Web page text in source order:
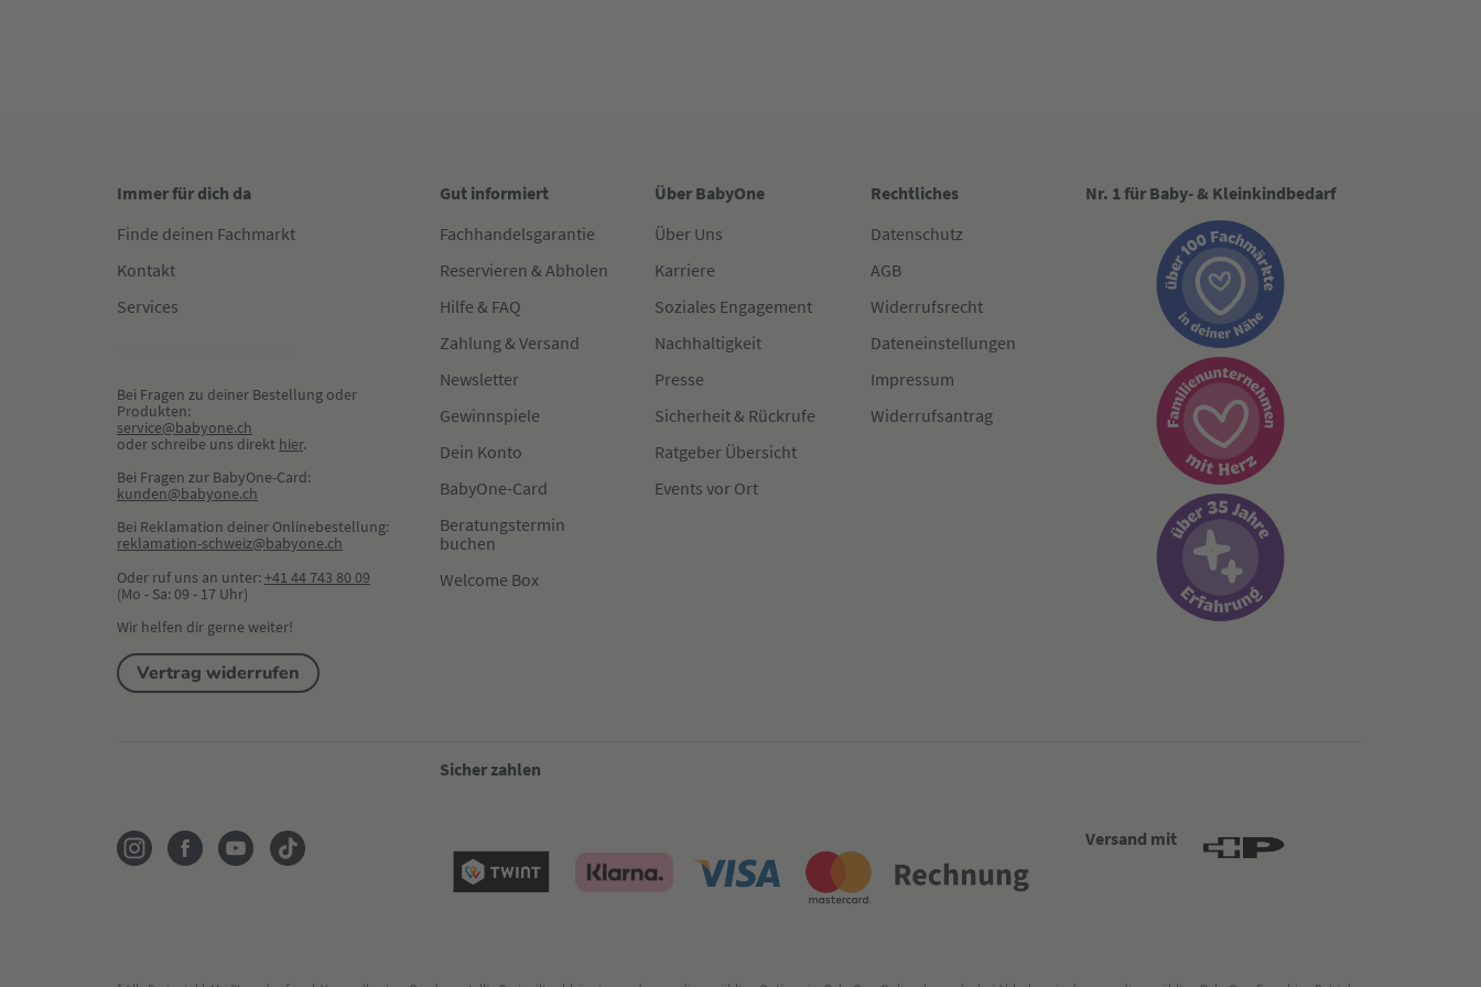
Immer für dich da
Finde deinen Fachmarkt
Kontakt
Services
Bei Fragen zu deiner Bestellung oder
Produkten:
service@babyone.ch
oder schreibe uns direkt hier.
Bei Fragen zur BabyOne-Card:
kunden@babyone.ch
Bei Reklamation deiner Onlinebestellung:
reklamation-schweiz@babyone.ch
Oder ruf uns an unter:+41 44 743 80 09
(Mo - Sa: 09 - 17 Uhr)
Wir helfen dir gerne weiter!
Vertrag widerrufen
Gut informiert
Fachhandelsgarantie
Reservieren & Abholen
Hilfe & FAQ
Zahlung & Versand
Newsletter
Gewinnspiele
Dein Konto
BabyOne-Card
Beratungstermin
buchen
Welcome Box
Über BabyOne
Über Uns
Karriere
Soziales Engagement
Nachhaltigkeit
Presse
Sicherheit & Rückrufe
Ratgeber Übersicht
Events vor Ort
Rechtliches
Datenschutz
AGB
Widerrufsrecht
Dateneinstellungen
Impressum
Widerrufsantrag
Nr. 1 für Baby- & Kleinkindbedarf
Sicher zahlen
Versand mit